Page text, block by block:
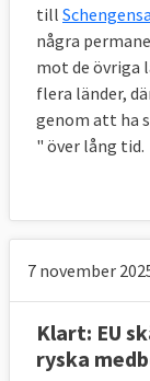
till
några
mot de övriga
flera länder,
genom att ha
" över lång tid.
7 november
Klart: EU
ryska